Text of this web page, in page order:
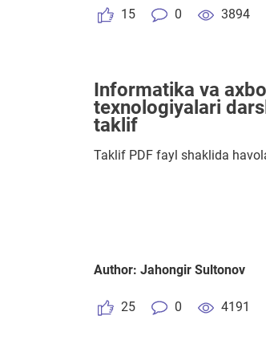
Kutubxonalarga
tarqatiladi barcha hududlarga.
15 0 3894
Informatika va
texnologiyalari
taklif
Taklif PDF fayl shaklida
Author: Jahongir Sultonov
25 0 4191